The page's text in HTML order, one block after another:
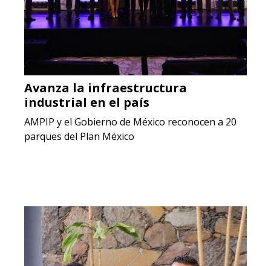
Avanza la infraestructura
industrial en el país
AMPIP y el Gobierno de México reconocen a 20
parques del Plan México